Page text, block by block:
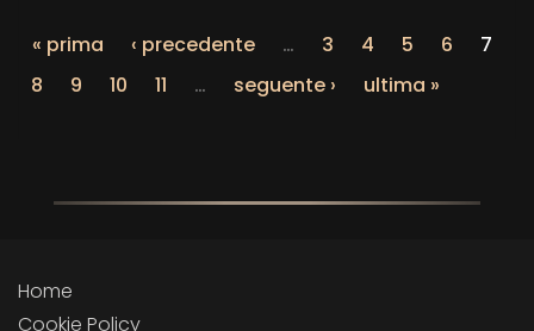
« prima ‹ precedente … 3 4 5 6
7
8
9 10 11 … seguente › ultima »
Home
Cookie Policy